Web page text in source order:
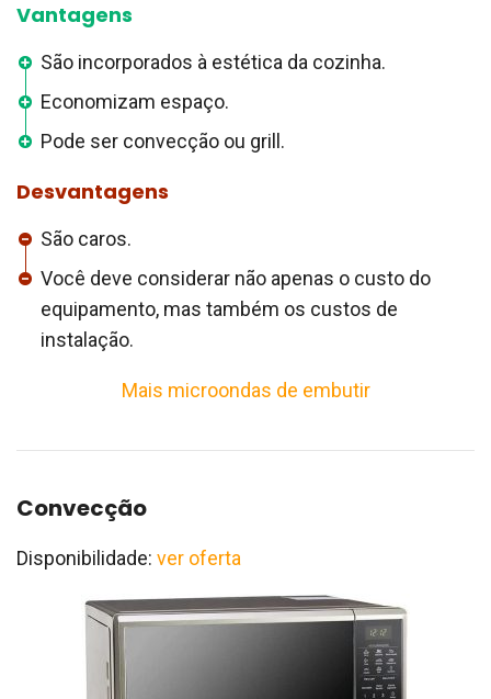
Vantagens
São incorporados à estética da cozinha.
Economizam espaço.
Pode ser convecção ou grill.
Desvantagens
São caros.
Você deve considerar não apenas o custo do
equipamento, mas também os custos de
instalação.
Mais microondas de embutir
Convecção
Disponibilidade: ver oferta